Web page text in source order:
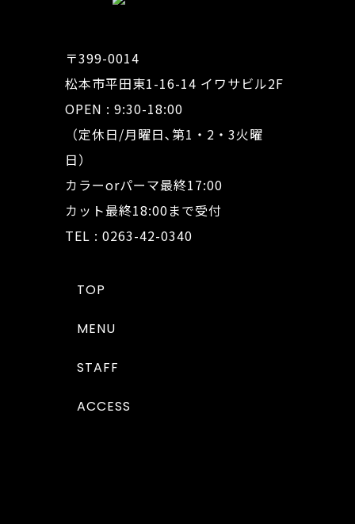
〒399-0014
松本市平田東1-16-14 イワサビル2F
OPEN : 9:30-18:00
（定休日/月曜日､第1・2・3火曜
日）
カラーorパーマ最終17:00
カット最終18:00まで受付
TEL : 0263-42-0340
TOP
MENU
STAFF
ACCESS